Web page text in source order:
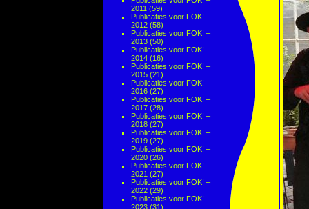
2011 (59)
Publicaties voor FOK! –
2012 (58)
Publicaties voor FOK! –
2013 (50)
Publicaties voor FOK! –
2014 (16)
Publicaties voor FOK! –
2015 (21)
Publicaties voor FOK! –
2016 (27)
Publicaties voor FOK! –
2017 (28)
Publicaties voor FOK! –
2018 (27)
Publicaties voor FOK! –
2019 (27)
Publicaties voor FOK! –
2020 (26)
Publicaties voor FOK! –
2021 (27)
Publicaties voor FOK! –
2022 (29)
Publicaties voor FOK! –
2023 (31)